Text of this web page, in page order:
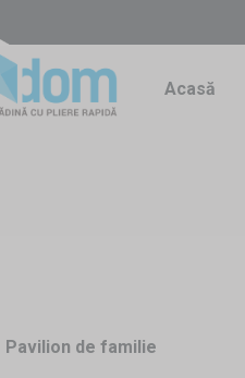
Acasă
Pavilion de familie